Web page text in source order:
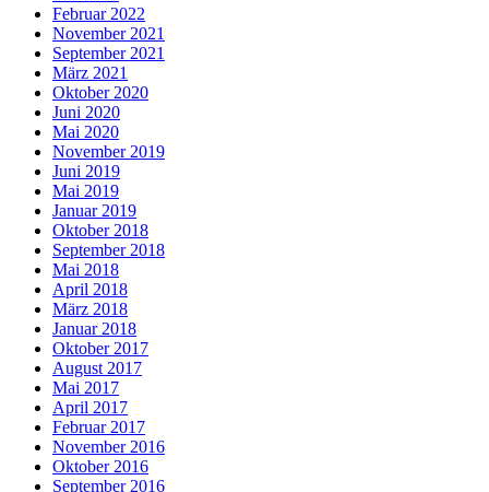
Februar 2022
November 2021
September 2021
März 2021
Oktober 2020
Juni 2020
Mai 2020
November 2019
Juni 2019
Mai 2019
Januar 2019
Oktober 2018
September 2018
Mai 2018
April 2018
März 2018
Januar 2018
Oktober 2017
August 2017
Mai 2017
April 2017
Februar 2017
November 2016
Oktober 2016
September 2016